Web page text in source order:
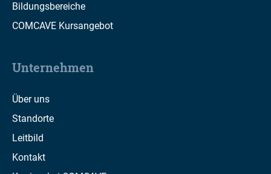
Bildungsbereiche
COMCAVE Kursangebot
Unternehmen
Über uns
Standorte
Leitbild
Kontakt